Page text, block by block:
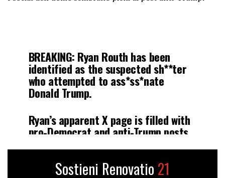
BREAKING: Ryan Routh has been
identified as the suspected sh**ter
who attempted to ass*ss*nate
Donald Trump.
Ryan’s apparent X page is filled with
pro-Democrat and anti-Trump posts.
— Libs of TikTok (@libsoftiktok)
Sostieni Renovatio 21